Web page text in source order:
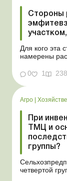
Стороны
Для кого эта
намерены
согласию.
перед
0 1 238
Агро |
При
ТМЦ и
группы?
четвертой